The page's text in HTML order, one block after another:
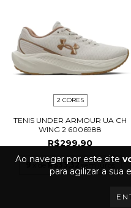
Ao navegar por este site
para agilizar a sua
2 CORES
TENIS UNDER ARMOUR UA CH
WING 2 6006988
R$299,90
9 x deR$33,32 sem juros